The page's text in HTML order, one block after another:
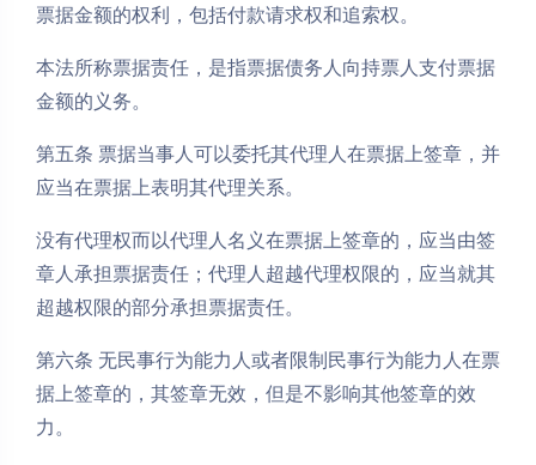
票据金额的权利，包括付款请求权和追索权。
本法所称票据责任，是指票据债务人向持票人支付票据
金额的义务。
第五条 票据当事人可以委托其代理人在票据上签章，并
应当在票据上表明其代理关系。
没有代理权而以代理人名义在票据上签章的，应当由签
章人承担票据责任；代理人超越代理权限的，应当就其
超越权限的部分承担票据责任。
第六条 无民事行为能力人或者限制民事行为能力人在票
据上签章的，其签章无效，但是不影响其他签章的效
力。